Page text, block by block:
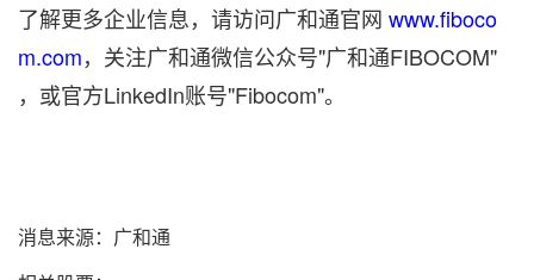
了解更多企业信息，请访问广和通官网 www.fiboco
m.com，关注广和通微信公众号"广和通FIBOCOM"
，或官方LinkedIn账号"Fibocom"。
消息来源：广和通